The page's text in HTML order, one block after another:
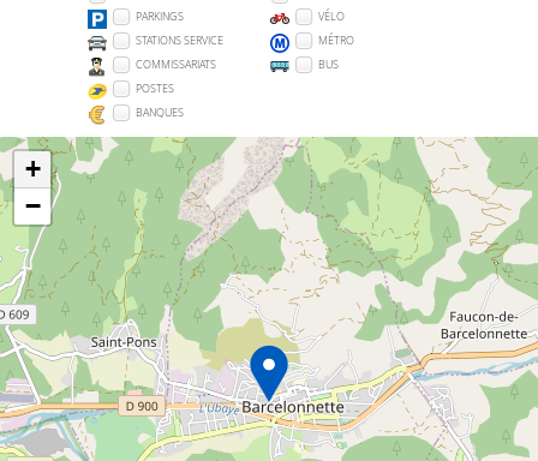
PARKINGS
STATIONS SERVICE
COMMISSARIATS
POSTES
BANQUES
VÉLO
MÉTRO
BUS
+
−